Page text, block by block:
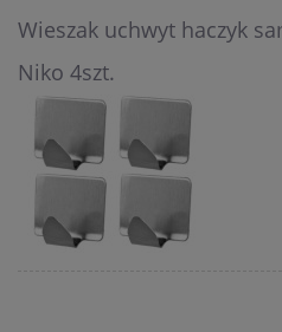
Wieszak uchwyt haczyk
Niko 4szt.